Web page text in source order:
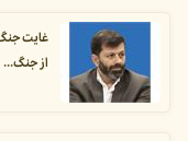
غایت جنگ
از جنگ...